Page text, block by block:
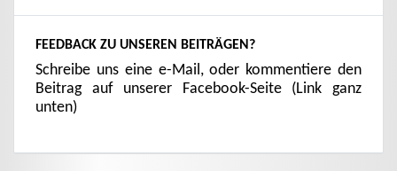
FEEDBACK ZU UNSEREN BEITRÄGEN?
Schreibe uns eine e-Mail, oder kommentiere den
Beitrag auf unserer Facebook-Seite (Link ganz
unten)